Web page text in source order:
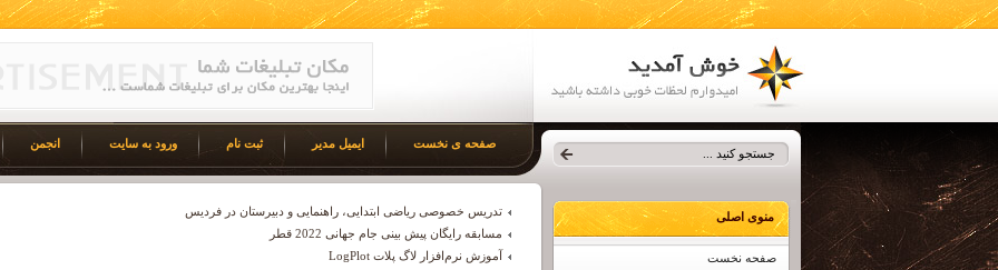
صفحه ی نخست ایمیل مدیر ثبت نام ورود به سایت انجمن
منوی اصلی
صفحه نخست
تدریس خصوصی ریاضی ابتدایی، راهنمایی و دبیرستان در فردیس
مسابقه رایگان پیش بینی جام جهانی 2022 قطر
آموزش نرم‌افزار لاگ پلات LogPlot